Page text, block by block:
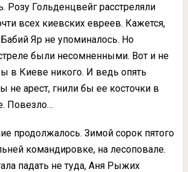
Розу Гольденцвейг расстреляли
всех киевских евреев. Кажется,
Яр не упоминалось. Но
были несомненными. Вот и не
в Киеве никого. И ведь опять
не арест, гнили бы ее косточки в
Повезло…
продолжалось. Зимой сорок пятого
командировке, на лесоповале.
падать не туда, Аня Рыжих